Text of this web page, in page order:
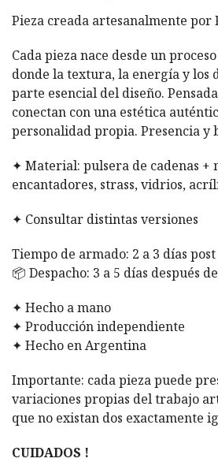
Pieza creada artesanalmente por
Cada pieza nace desde un
donde la textura, la energía y los
parte esencial del diseño.
conectan con una estética
personalidad propia. Presencia y
✦ Material: pulsera de cadenas +
encantadores, strass, vidrios,
✦ Consultar distintas versiones
Tiempo de armado: 2 a 3 días
📦 Despacho: 3 a 5 días después
✦ Hecho a mano
✦ Producción independiente
✦ Hecho en Argentina
Importante: cada pieza puede
variaciones propias del trabajo
que no existan dos exactamente
CUIDADOS !